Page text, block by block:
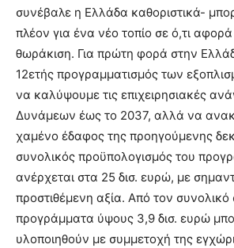
συνέβαλε η Ελλάδα καθοριστικά-
πλέον για ένα νέο τοπίο σε ό,τι
θωράκιση. Για πρώτη φορά στην
12ετής προγραμματισμός των
να καλύψουμε τις επιχειρησιακές
Δυνάμεων έως το 2037, αλλά να
χαμένο έδαφος της προηγούμενης
συνολικός προϋπολογισμός του
ανέρχεται στα 25 δισ. ευρώ, με
προστιθέμενη αξία. Από τον
προγράμματα ύψους 3,9 δισ. ευρώ
υλοποιηθούν με συμμετοχή της